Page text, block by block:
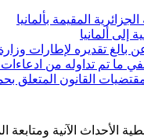
المقيمة بألمانيا
ألمانيا
بالغ تقديره لإطارات
ما تم تداوله من
القانون
الأحداث الآنية